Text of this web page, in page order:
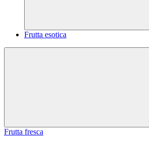
Frutta esotica
Frutta fresca